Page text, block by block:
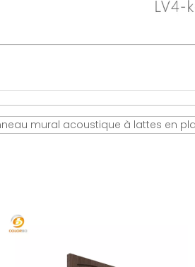
mural acoustique à lattes en